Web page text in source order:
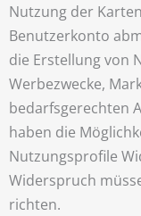
Nutzung der
Benutzerkonto
die Erstellung von
Werbezwecke,
bedarfsgerechten
haben die
Nutzungsprofile
Widerspruch
richten.